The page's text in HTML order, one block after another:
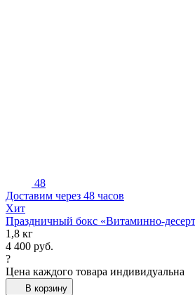
48
Доставим через 48 часов
Хит
Праздничный бокс «Витаминно-
1,8 кг
4 400 руб.
?
Цена каждого товара индивидуальна
В корзину